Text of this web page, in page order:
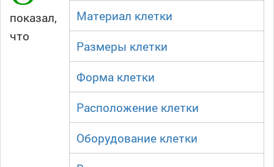
Материал клетки
Размеры клетки
Форма клетки
Расположение клетки
Оборудование клетки
показал,
что